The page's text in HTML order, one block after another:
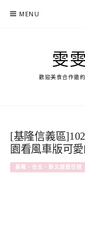
MENU
雯
歡迎美食合作邀
[基隆信義區
園看風車版可
基隆、台北、新北旅遊住宿